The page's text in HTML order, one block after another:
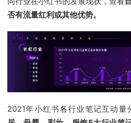
否有流量红利或其他优势。
2021年小红书各行业笔记互动量